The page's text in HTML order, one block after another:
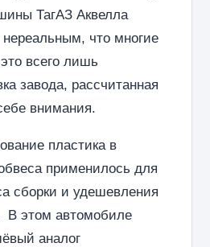
ТагАЗ Аквелла
нереальным, что многие
всего лишь
завода, рассчитанная
внимания.
пластика в
применилось для
сборки и удешевления
В этом автомобиле
аналог